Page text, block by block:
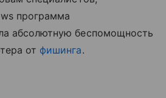
программа
абсолютную беспомощность
от фишинга.